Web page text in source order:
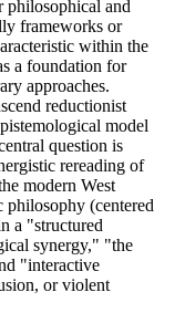
philosophical and
frameworks or
within the
a foundation for
approaches.
reductionist
model
question is
rereading of
modern West
(centered
a "structured
synergy," "the
"interactive
or violent